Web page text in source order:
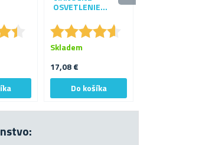
★
★
OSVETLENIE
★★★★★
★★★★★
17,08 €
Skladem